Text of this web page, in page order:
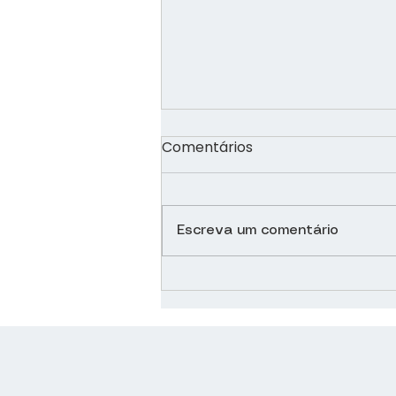
A situação das UTIs na
Comentários
Escreva um comentário